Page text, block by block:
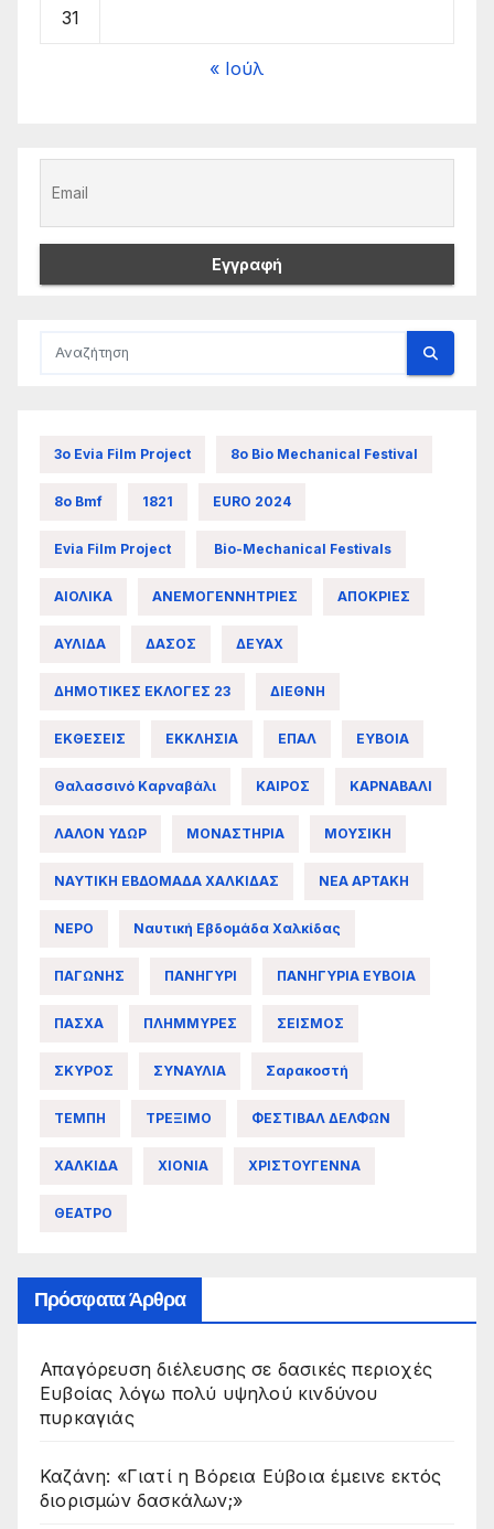
31
« Ιούλ
3ο Evia Film Project 8ο Bio Mechanical Festival
8ο Bmf 1821 EURO 2024
Evia Film Project Bio-Mechanical Festivals
ΑΙΟΛΙΚΑ ΑΝΕΜΟΓΕΝΝΗΤΡΙΕΣ ΑΠΟΚΡΙΕΣ
ΑΥΛΙΔΑ ΔΑΣΟΣ ΔΕΥΑΧ
ΔΗΜΟΤΙΚΕΣ ΕΚΛΟΓΕΣ 23 ΔΙΕΘΝΗ
ΕΚΘΕΣΕΙΣ ΕΚΚΛΗΣΙΑ ΕΠΑΛ ΕΥΒΟΙΑ
Θαλασσινό Καρναβάλι ΚΑΙΡΟΣ ΚΑΡΝΑΒΑΛΙ
ΛΑΛΟΝ ΥΔΩΡ ΜΟΝΑΣΤΗΡΙΑ ΜΟΥΣΙΚΗ
ΝΑΥΤΙΚΗ ΕΒΔΟΜΑΔΑ ΧΑΛΚΙΔΑΣ ΝΕΑ ΑΡΤΑΚΗ
ΝΕΡΟ Ναυτική Εβδομάδα Χαλκίδας
ΠΑΓΩΝΗΣ ΠΑΝΗΓΥΡΙ ΠΑΝΗΓΥΡΙΑ ΕΥΒΟΙΑ
ΠΑΣΧΑ ΠΛΗΜΜΥΡΕΣ ΣΕΙΣΜΟΣ
ΣΚΥΡΟΣ ΣΥΝΑΥΛΙΑ Σαρακοστή
ΤΕΜΠΗ ΤΡΕΞΙΜΟ ΦΕΣΤΙΒΑΛ ΔΕΛΦΩΝ
ΧΑΛΚΙΔΑ ΧΙΟΝΙΑ ΧΡΙΣΤΟΥΓΕΝΝΑ
ΘΕΑΤΡΟ
Πρόσφατα Άρθρα
Απαγόρευση διέλευσης σε δασικές περιοχές
Ευβοίας λόγω πολύ υψηλού κινδύνου
πυρκαγιάς
Καζάνη: «Γιατί η Βόρεια Εύβοια έμεινε εκτός
διορισμών δασκάλων;»